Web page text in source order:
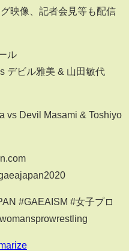
映像、記者会見等も配信
ル
デビル雅美 & 山田敏代
vs Devil Masami & Toshiyo
#GAEAISM #女子プロ